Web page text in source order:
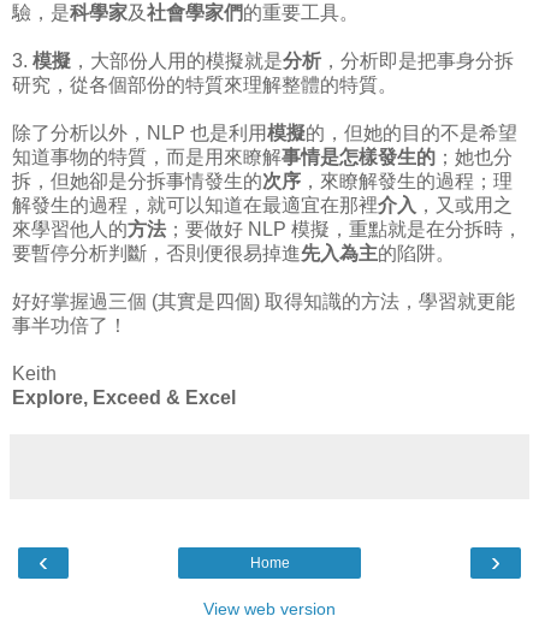
驗，是科學家及社會學家們的重要工具。
3. 模擬 ，大部份人用的模擬就是分析 ，分析即是把事身分拆
研究，從各個部份的特質來理解整體的特質。
除了分析以外，NLP 也是利用模擬的，但她的目的不是希望
知道事物的特質，而是用來瞭解事情是怎樣發生的 ；她也分
拆，但她卻是分拆事情發生的次序 ，來瞭解發生的過程；理
解發生的過程，就可以知道在最適宜在那裡介入 ，又或用之
來學習他人的方法 ；要做好 NLP 模擬，重點就是在分拆時，
要暫停分析判斷，否則便很易掉進先入為主的陷阱。
好好掌握過三個 (其實是四個) 取得知識的方法，學習就更能
事半功倍了！
Keith
Explore, Exceed & Excel
‹ ›
Home
View web version